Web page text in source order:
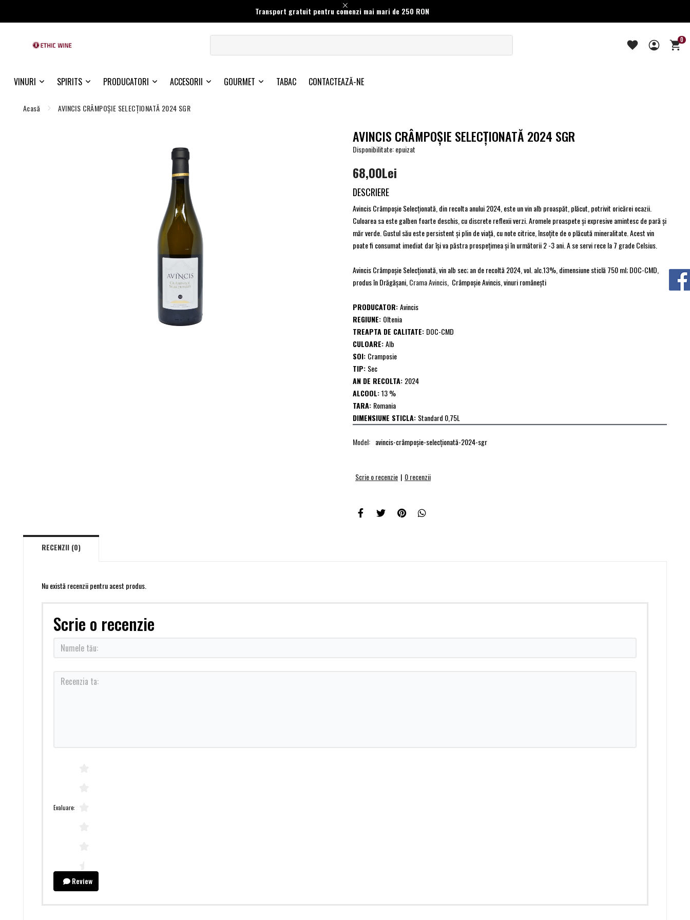
Transport gratuit pentru comenzi mai mari de 250 RON
0
VINURI SPIRITS PRODUCATORI ACCESORII GOURMET TABAC CONTACTEAZĂ-NE
Acasă AVINCIS CRÂMPOŞIE SELECŢIONATĂ 2024 SGR
AVINCIS CRÂMPOŞIE SELECŢIONATĂ 2024 SGR
Disponibilitate: epuizat
68,00Lei
DESCRIERE
Avincis Crâmpoşie Selecţionată, din recolta anului 2024, este un vin alb proaspăt, plăcut, potrivit oricărei ocazii.
Culoarea sa este galben foarte deschis, cu discrete reflexii verzi. Aromele proaspete și expresive amintesc de pară și
măr verde. Gustul său este persistent și plin de viață, cu note citrice, însoțite de o plăcută mineralitate. Acest vin
poate fi consumat imediat dar îşi va păstra prospeţimea şi în următorii 2 -3 ani. A se servi rece la 7 grade Celsius.
Avincis Crâmpoşie Selecţionată, vin alb sec; an de recoltă 2024, vol. alc.13%, dimensiune sticlă 750 ml; DOC-CMD,
produs în Drăgăşani, Crama Avincis , Crâmpoşie Avincis, vinuri româneşti
PRODUCATOR:Avincis
REGIUNE: Oltenia
TREAPTA DE CALITATE: DOC-CMD
CULOARE:Alb
SOI: Cramposie
TIP: Sec
AN DE RECOLTA: 2024
ALCOOL:13 %
TARA: Romania
DIMENSIUNE STICLA: Standard 0,75L
Model: avincis-crâmpoşie-selecţionată-2024-sgr
Scrie o recenzie | 0 recenzii
RECENZII (0)
Nu există recenzii pentru acest produs.
Scrie o recenzie
Evaluare:
Review